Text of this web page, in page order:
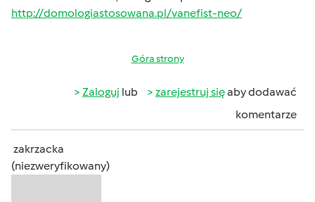
http://domologiastosowana.pl/vanefist-neo/
Góra strony
Zaloguj lub zarejestruj sięaby dodawać
komentarze
zakrzacka
(niezweryfikowany)